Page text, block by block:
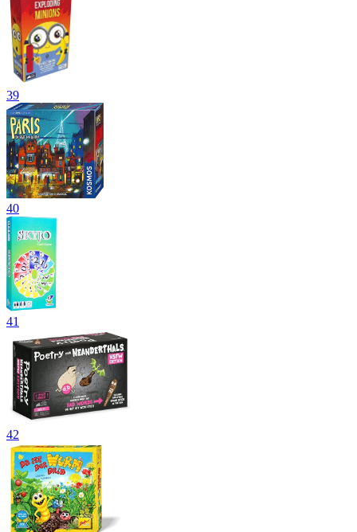
39
40
41
42